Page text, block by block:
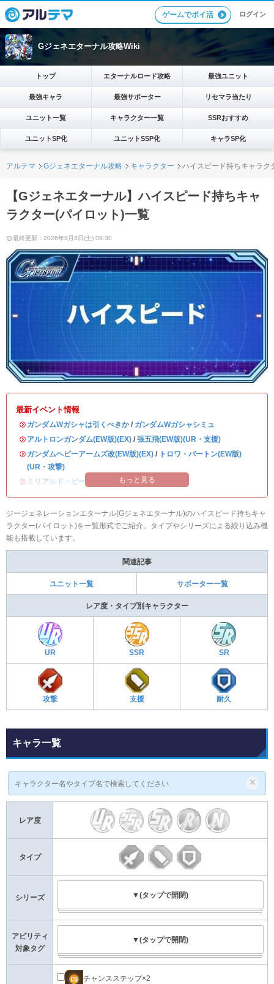
ゲームでポイ活 ログイン
Gジェネエターナル攻略Wiki
トップ エターナルロード攻略 最強ユニット
最強キャラ 最強サポーター リセマラ当たり
ユニット一覧 キャラクター一覧 SSRおすすめ
ユニットSP化 ユニットSSP化 キャラSP化
アルテマ Gジェネエターナル攻略 キャラクター ハイスピード持ちキャラク
【Gジェネエターナル】ハイスピード持ちキャ
ラクター(パイロット)一覧
最終更新：2026年8月8日(土) 09:30
最新イベント情報
・ ガンダムWガシャは引くべきか/ ガンダムWガシャシミュ
・ アルトロンガンダム(EW版)(EX) / 張五飛(EW版)(UR・支援)
・ ガンダムヘビーアームズ改(EW版)(EX) / トロワ・バートン(EW版)
(UR・攻撃)
・ ミリアルド・ピースクラフト&リーブラ
もっと見る
ジージェネレーションエターナル(Gジェネエターナル)のハイスピード持ちキャ
ラクター(パイロット)を一覧形式でご紹介。タイプやシリーズによる絞り込み機
能も搭載しています。
関連記事
ユニット一覧 サポーター一覧
レア度・タイプ別キャラクター
UR SSR SR
攻撃 支援 耐久
キャラ一覧
×
レア度
タイプ
シリーズ ▼(タップで開閉)
アビリティ
対象タグ
▼(タップで開閉)
チャンスステップ×2